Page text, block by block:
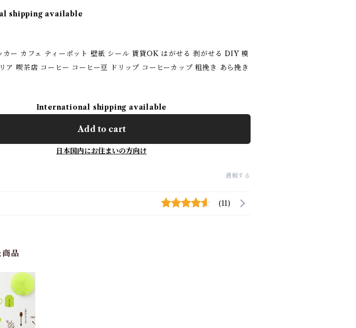
shipping available
カー カフェ ティーポット 壁紙 シール 賃貸OK はがせる 剥がせる DIY 模
ア 喫茶店 コーヒー コーヒー豆 ドリップ コーヒーカップ 粗挽き あら挽き
International shipping available
Add to cart
日本国内にお住まいの方向け
通報する
(11)
品